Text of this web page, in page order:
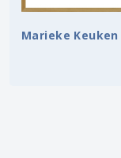
Marieke Keuken